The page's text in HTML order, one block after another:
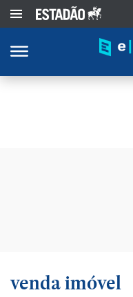
venda imóvel